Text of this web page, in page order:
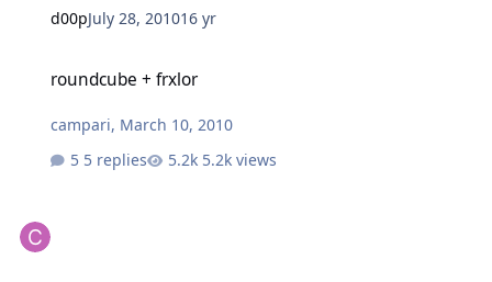
d00pJuly 28, 201016 yr
roundcube + frxlor
campari, March 10, 2010
5 replies
5.2k views